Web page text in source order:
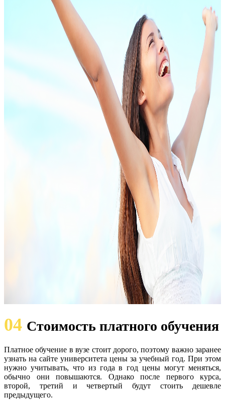
04 Стоимость платного обучения
Платное обучение в вузе стоит дорого, поэтому важно заранее
узнать на сайте университета цены за учебный год. При этом
нужно учитывать, что из года в год цены могут меняться,
обычно они повышаются. Однако после первого курса,
второй, третий и четвертый будут стоить дешевле
предыдущего.